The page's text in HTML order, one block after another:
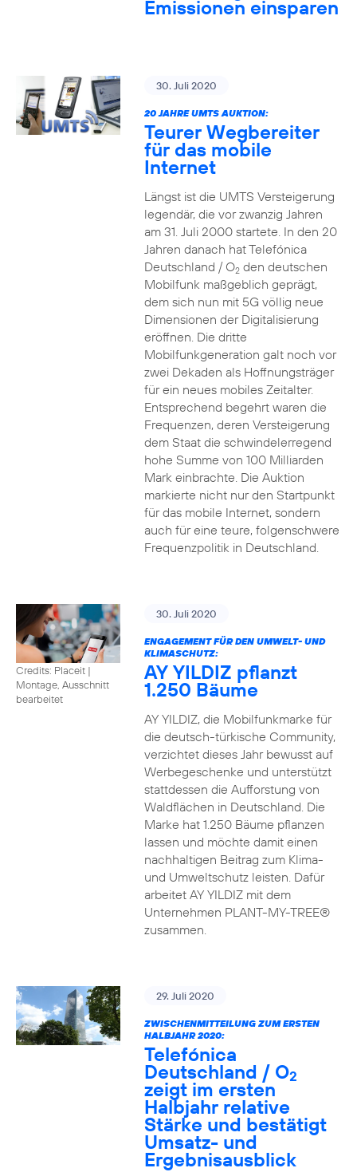
Emissionen einsparen
30. Juli 2020
20 JAHRE UMTS AUKTION:
Teurer Wegbereiter
für das mobile
Internet
Längst ist die UMTS Versteigerung
legendär, die vor zwanzig Jahren
am 31. Juli 2000 startete. In den 20
Jahren danach hat Telefónica
Deutschland / O2den deutschen
Mobilfunk maßgeblich geprägt,
dem sich nun mit 5G völlig neue
Dimensionen der Digitalisierung
eröffnen. Die dritte
Mobilfunkgeneration galt noch vor
zwei Dekaden als Hoffnungsträger
für ein neues mobiles Zeitalter.
Entsprechend begehrt waren die
Frequenzen, deren Versteigerung
dem Staat die schwindelerregend
hohe Summe von 100 Milliarden
Mark einbrachte. Die Auktion
markierte nicht nur den Startpunkt
für das mobile Internet, sondern
auch für eine teure, folgenschwere
Frequenzpolitik in Deutschland.
Credits: Placeit |
Montage, Ausschnitt
bearbeitet
30. Juli 2020
ENGAGEMENT FÜR DEN UMWELT- UND
KLIMASCHUTZ:
AY YILDIZ pflanzt
1.250 Bäume
AY YILDIZ, die Mobilfunkmarke für
die deutsch-türkische Community,
verzichtet dieses Jahr bewusst auf
Werbegeschenke und unterstützt
stattdessen die Aufforstung von
Waldflächen in Deutschland. Die
Marke hat 1.250 Bäume pflanzen
lassen und möchte damit einen
nachhaltigen Beitrag zum Klima-
und Umweltschutz leisten. Dafür
arbeitet AY YILDIZ mit dem
Unternehmen PLANT-MY-TREE®
zusammen.
29. Juli 2020
ZWISCHENMITTEILUNG ZUM ERSTEN
HALBJAHR 2020:
Telefónica
Deutschland / O2
zeigt im ersten
Halbjahr relative
Stärke und bestätigt
Umsatz- und
Ergebnisausblick